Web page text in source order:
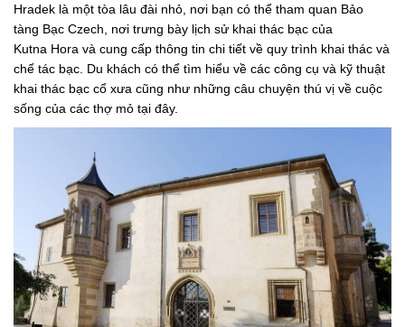
Hradek là một tòa lâu đài nhỏ, nơi bạn có thể tham quan Bảo
tàng Bạc Czech, nơi trưng bày lịch sử khai thác bạc của
Kutna Hora và cung cấp thông tin chi tiết về quy trình khai thác và
chế tác bạc. Du khách có thể tìm hiểu về các công cụ và kỹ thuật
khai thác bạc cổ xưa cũng như những câu chuyện thú vị về cuộc
sống của các thợ mỏ tại đây.